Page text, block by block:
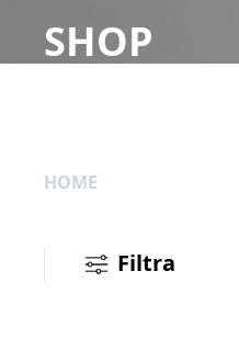
SHOP
HOME
Filtra